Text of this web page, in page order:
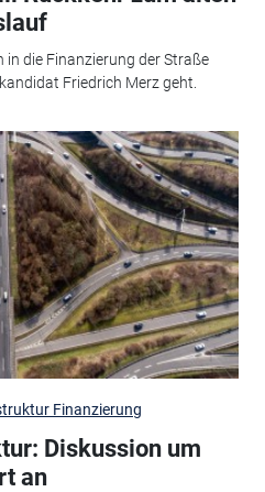
in die Finanzierung der Straße
Friedrich Merz geht.
Finanzierung
Diskussion um
an